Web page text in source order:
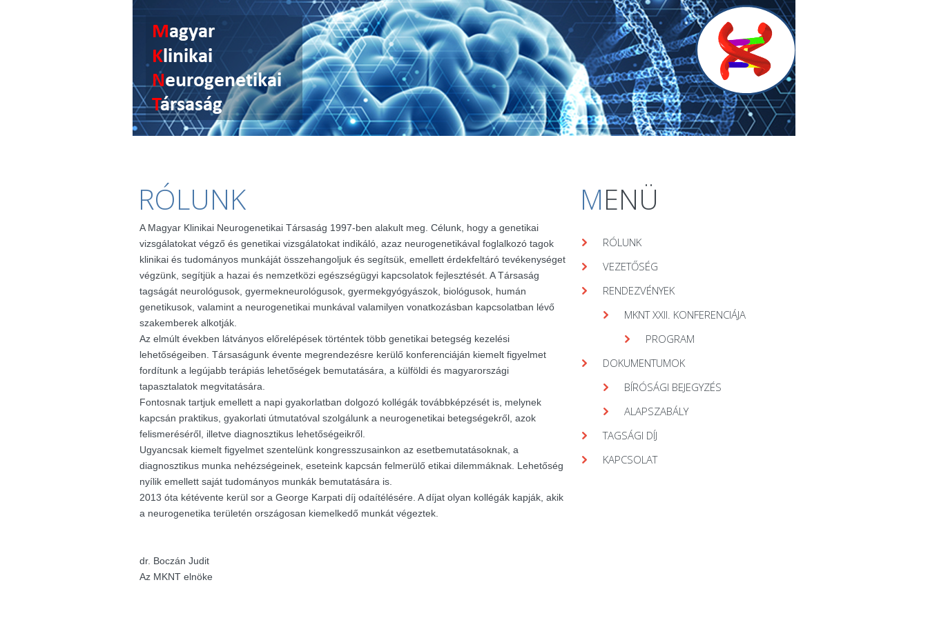
RÓLUNK
A Magyar Klinikai Neurogenetikai Társaság 1997-ben alakult meg. Célunk, hogy a genetikai
vizsgálatokat végző és genetikai vizsgálatokat indikáló, azaz neurogenetikával foglalkozó tagok
klinikai és tudományos munkáját összehangoljuk és segítsük, emellett érdekfeltáró tevékenységet
végzünk, segítjük a hazai és nemzetközi egészségügyi kapcsolatok fejlesztését. A Társaság
tagságát neurológusok, gyermekneurológusok, gyermekgyógyászok, biológusok, humán
genetikusok, valamint a neurogenetikai munkával valamilyen vonatkozásban kapcsolatban lévő
szakemberek alkotják.
Az elmúlt években látványos előrelépések történtek több genetikai betegség kezelési
lehetőségeiben. Társaságunk évente megrendezésre kerülő konferenciáján kiemelt figyelmet
fordítunk a legújabb terápiás lehetőségek bemutatására, a külföldi és magyarországi
tapasztalatok megvitatására.
Fontosnak tartjuk emellett a napi gyakorlatban dolgozó kollégák továbbképzését is, melynek
kapcsán praktikus, gyakorlati útmutatóval szolgálunk a neurogenetikai betegségekről, azok
felismeréséről, illetve diagnosztikus lehetőségeikről.
Ugyancsak kiemelt figyelmet szentelünk kongresszusainkon az esetbemutatásoknak, a
diagnosztikus munka nehézségeinek, eseteink kapcsán felmerülő etikai dilemmáknak. Lehetőség
nyílik emellett saját tudományos munkák bemutatására is.
2013 óta kétévente kerül sor a George Karpati díj odaítélésére. A díjat olyan kollégák kapják, akik
a neurogenetika területén országosan kiemelkedő munkát végeztek.
dr. Boczán Judit
Az MKNT elnöke
MENÜ
RÓLUNK
VEZETŐSÉG
RENDEZVÉNYEK
MKNT XXII. KONFERENCIÁJA
PROGRAM
DOKUMENTUMOK
BÍRÓSÁGI BEJEGYZÉS
ALAPSZABÁLY
TAGSÁGI DÍJ
KAPCSOLAT